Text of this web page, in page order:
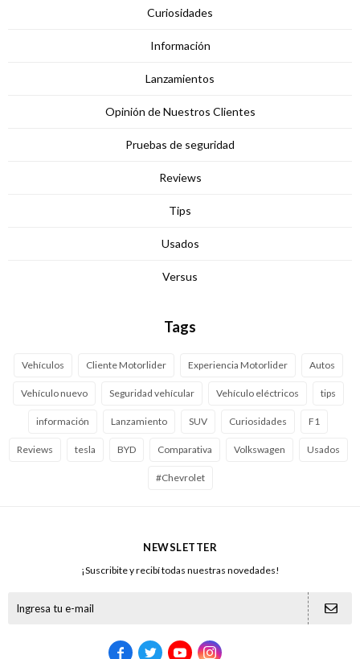
Curiosidades
Información
Lanzamientos
Opinión de Nuestros Clientes
Pruebas de seguridad
Reviews
Tips
Usados
Versus
Tags
Vehículos Cliente Motorlider Experiencia Motorlider Autos
Vehículo nuevo Seguridad vehícular Vehículo eléctricos tips
información Lanzamiento SUV Curiosidades F1
Reviews tesla BYD Comparativa Volkswagen Usados
#Chevrolet
NEWSLETTER
¡Suscribite y recibí todas nuestras novedades!
   